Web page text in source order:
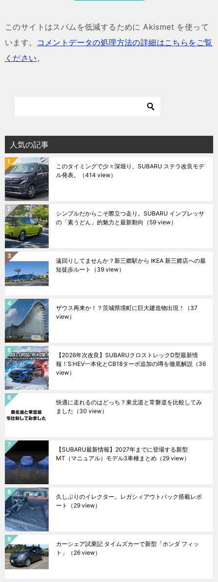
このサイトはスパムを低減するために Akismet を使って
います。
コメントデータの処理方法の詳細はこちらをご覧
ください。
人気の記事
このタイミングで少々深堀り。SUBARU ステラ改良モデ
ル発表。
（414 view）
シンプルだからこそ際立つ走り。SUBARU インプレッサ
の「素うどん」的魅力と最新動向 （59 view）
遠回りしてませんか？新三郷駅から IKEA 新三郷店への最
短徒歩ルート
（39 view）
ザウス再来か！？茨城県境町に巨大建造物出現！
（37
view）
【2026年次改良】SUBARUクロストレックD型最新情
報！S:HEV一本化とCB18ターボ追加の噂を徹底解説 （36
view）
快適に走れるのはどっち？東北道と常磐道を比較してみ
ました （30 view）
【SUBARU最新情報】2027年までに登場する新型
MT（マニュアル）モデル3車種まとめ （29 view）
久しぶりのイレクター。レガシィアウトバック搭載レポ
ート
（29 view）
カーシェア試乗記 タイムズカーで新型「ホンダ フィッ
ト」
（26 view）